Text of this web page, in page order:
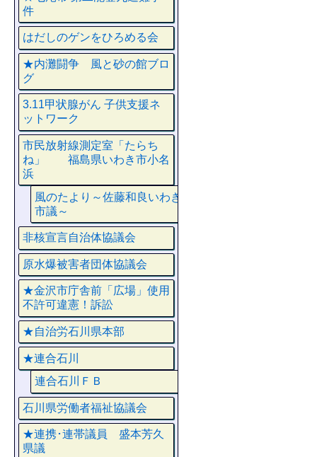
件
はだしのゲンをひろめる会
★内灘闘争 風と砂の館ブロ
グ
3.11甲状腺がん 子供支援ネ
ットワーク
市民放射線測定室「たらち
ね」 福島県いわき市小名
浜
風のたより～佐藤和良いわき
市議～
非核宣言自治体協議会
原水爆被害者団体協議会
★金沢市庁舎前「広場」使用
不許可違憲！訴訟
★自治労石川県本部
★連合石川
連合石川ＦＢ
石川県労働者福祉協議会
★連携･連帯議員 盛本芳久
県議